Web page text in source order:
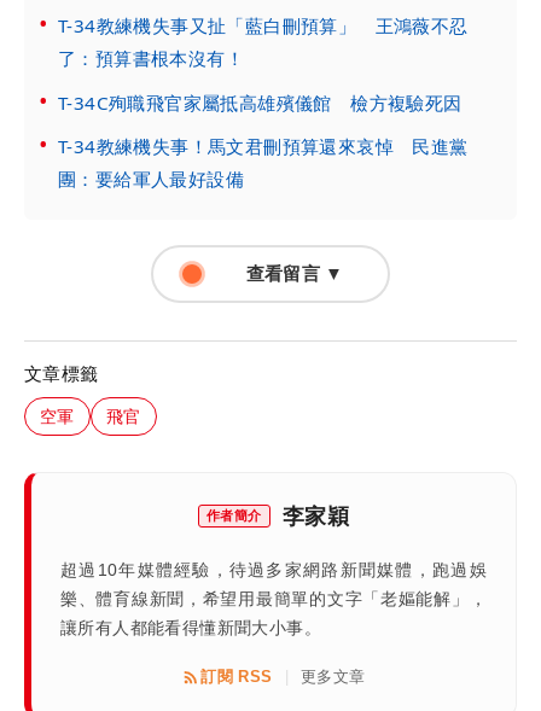
T-34教練機失事又扯「藍白刪預算」 王鴻薇不忍
了：預算書根本沒有！
T-34C殉職飛官家屬抵高雄殯儀館 檢方複驗死因
T-34教練機失事！馬文君刪預算還來哀悼 民進黨
團：要給軍人最好設備
查看留言 ▼
文章標籤
空軍 飛官
作者簡介 李家穎
超過10年媒體經驗，待過多家網路新聞媒體，跑過娛
樂、體育線新聞，希望用最簡單的文字「老嫗能解」，
讓所有人都能看得懂新聞大小事。
訂閱 RSS 更多文章